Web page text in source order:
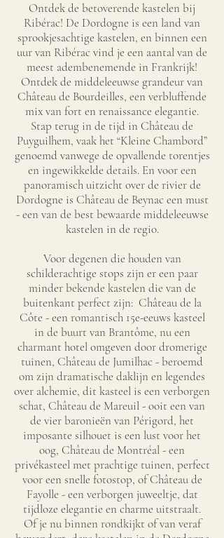
Ontdek de betoverende kastelen bij
Ribérac! De Dordogne is een land van
sprookjesachtige kastelen, en binnen een
uur van Ribérac vind je een aantal van de
meest adembenemende in Frankrijk!
Ontdek de middeleeuwse grandeur van
Château de Bourdeilles, een verbluffende
mix van fort en renaissance elegantie.
Stap terug in de tijd in Château de
Puyguilhem, vaak het “Kleine Chambord”
genoemd vanwege de opvallende torentjes
en ingewikkelde details. En voor een
panoramisch uitzicht over de rivier de
Dordogne is Château de Beynac een must
- een van de best bewaarde middeleeuwse
kastelen in de regio.
Voor degenen die houden van
schilderachtige stops zijn er een paar
minder bekende kastelen die van de
buitenkant perfect zijn: Château de la
Côte - een romantisch 15e-eeuws kasteel
in de buurt van Brantôme, nu een
charmant hotel omgeven door dromerige
tuinen, Château de Jumilhac - beroemd
om zijn dramatische daklijn en legendes
over alchemie, dit kasteel is een verborgen
schat, Château de Mareuil - ooit een van
de vier baronieën van Périgord, het
imposante silhouet is een lust voor het
oog, Château de Montréal - een
privékasteel met prachtige tuinen, perfect
voor een snelle fotostop, of Château de
Fayolle - een verborgen juweeltje, dat
tijdloze elegantie en charme uitstraalt.
Of je nu binnen rondkijkt of van veraf